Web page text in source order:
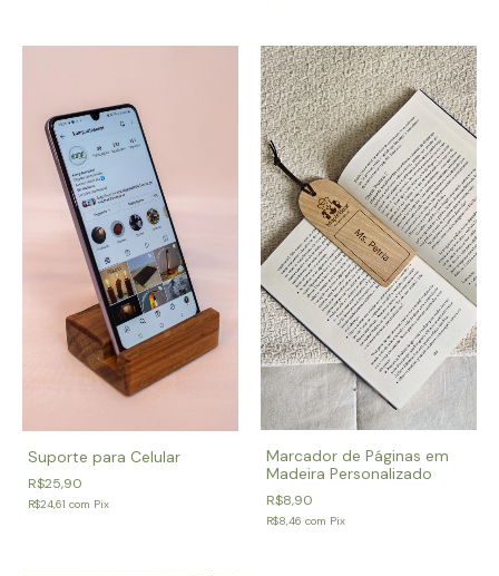
Suporte para Celular
R$25,90
R$24,61 com Pix
Marcador de Páginas em
Madeira Personalizado
R$8,90
R$8,46 com Pix